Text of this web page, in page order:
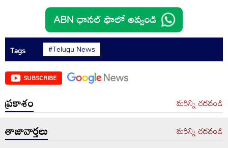
Tags #Telugu News
SUBSCRIBE
ప్రకాశం మరిన్ని చదవండి
తాజావార్తలు మరిన్ని చదవండి